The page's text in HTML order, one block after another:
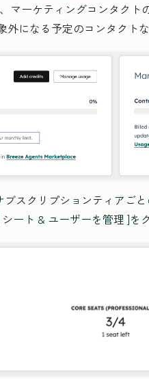
マーケティングコンタク
外になる予定のコンタクト
スクリプションティアご
ート & ユーザーを管理 ]を